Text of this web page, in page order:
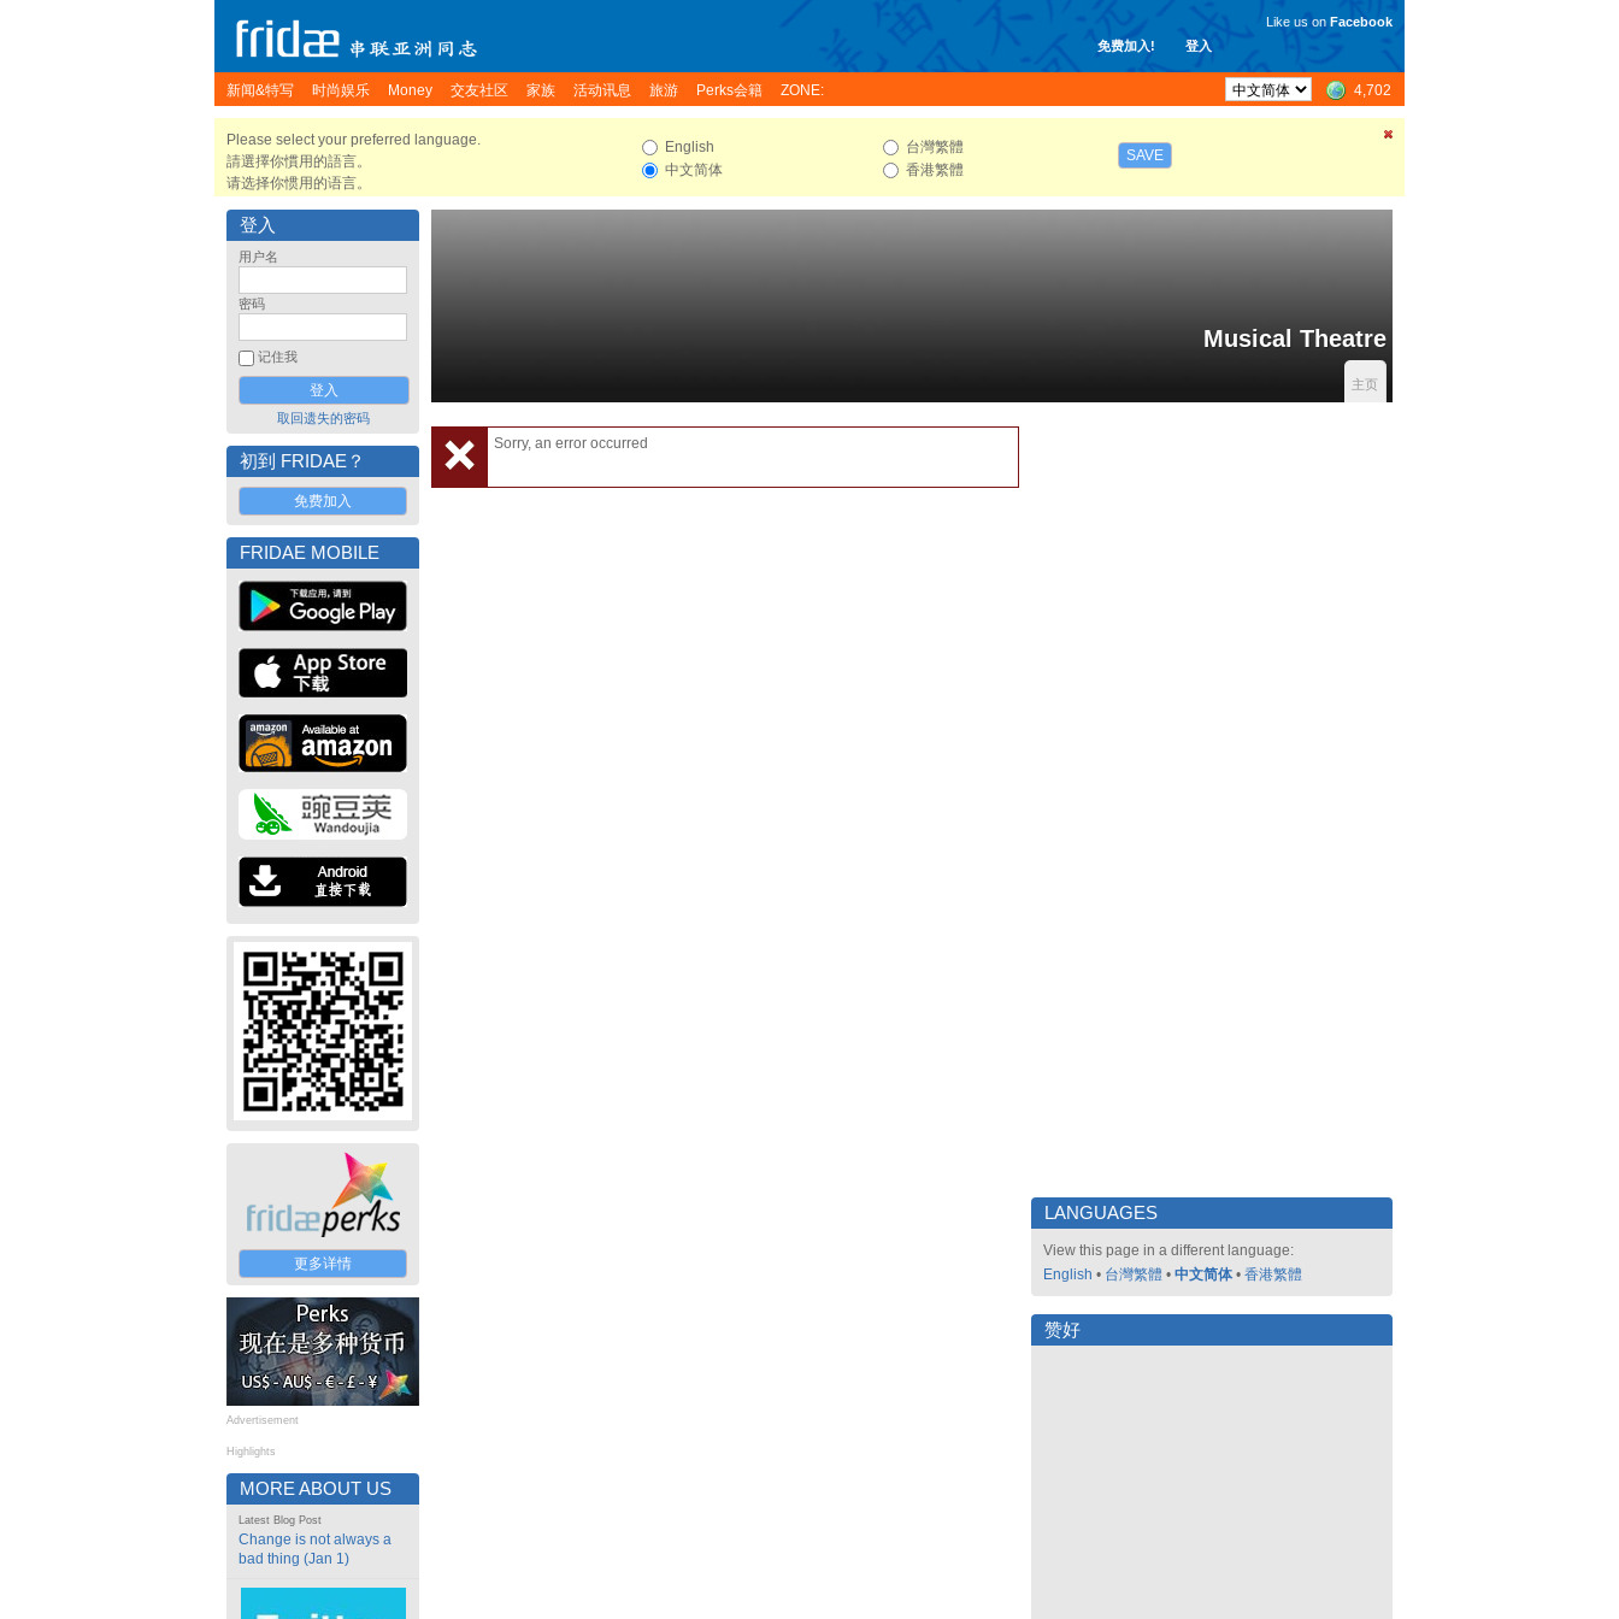
免费加入! 登入
Like us on Facebook
新闻&特写 时尚娱乐 Money 交友社区 家族 活动讯息 旅游 Perks会籍 ZONE: 4,702
Please select your preferred language.
請選擇你慣用的語言。
请选择你惯用的语言。
English
中文简体
台灣繁體
香港繁體
SAVE
登入
用户名
密码
记住我
取回遗失的密码
初到 FRIDAE？
免费加入
FRIDAE MOBILE
更多详情
Advertisement
Highlights
MORE ABOUT US
Latest Blog Post
Change is not always a
bad thing (Jan 1)
Musical Theatre
主页
Sorry, an error occurred
LANGUAGES
View this page in a different language:
English • 台灣繁體 • 中文简体 • 香港繁體
赞好